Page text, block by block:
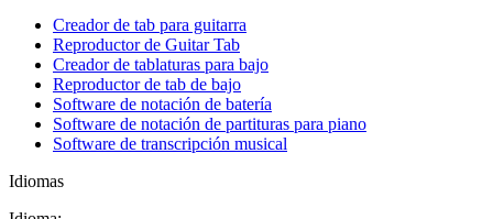
Creador de tab para guitarra
Reproductor de Guitar Tab
Creador de tablaturas para bajo
Reproductor de tab de bajo
Software de notación de batería
Software de notación de partituras para piano
Software de transcripción musical
Idiomas